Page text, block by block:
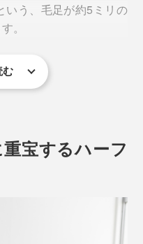
いう、毛足が約5ミリの
。
のこと。
先端を切りそろえたコ
ます。独特の光沢感と
シの毛並みに似ている
む
宝するハーフ